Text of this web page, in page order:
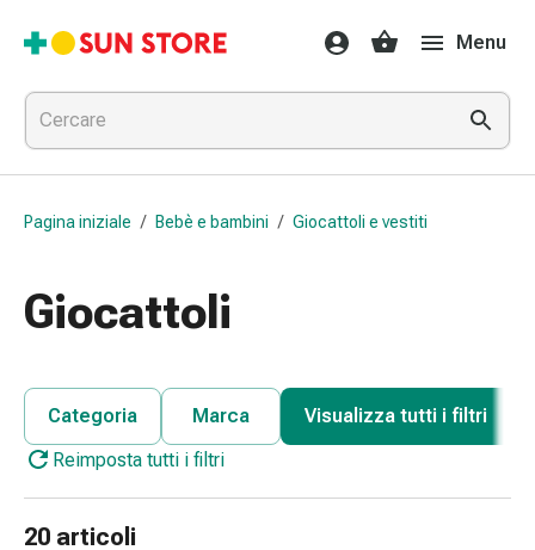
Farmaci
e
trattamenti
Raffreddore
e
influenza
per
Mal
Influenza
raffreddore
Menu
Pagina iniziale / Bebè e bambini / Giocattoli e vestiti
Giocattoli
Categoria Marca
Visualizza tutti i filtri
Reimposta tutti i filtri
20 articoli